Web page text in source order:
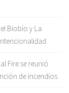
Biobío y La
Fire se reunió
de incendios